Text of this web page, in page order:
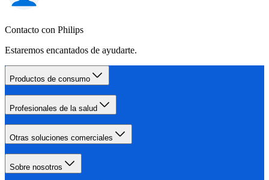
Contacto con Philips
Estaremos encantados de ayudarte.
Productos de consumo
Profesionales de la salud
Otras soluciones comerciales
Sobre nosotros